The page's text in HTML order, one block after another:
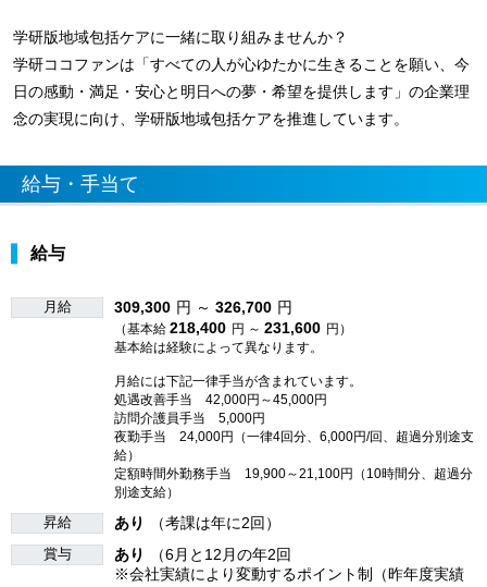
学研版地域包括ケアに一緒に取り組みませんか？
学研ココファンは「すべての人が心ゆたかに生きることを願い、今
日の感動・満足・安心と明日への夢・希望を提供します」の企業理
念の実現に向け、学研版地域包括ケアを推進しています。
給与・手当て
給与
月給 309,300 円 ～ 326,700 円
（基本給 218,400 円 ～ 231,600 円）
基本給は経験によって異なります。
月給には下記一律手当が含まれています。
処遇改善手当 42,000円～45,000円
訪問介護員手当 5,000円
夜勤手当 24,000円（一律4回分、6,000円/回、超過分別途支
給）
定額時間外勤務手当 19,900～21,100円（10時間分、超過分
別途支給）
昇給 あり （考課は年に2回）
賞与 あり
（6月と12月の年2回
※会社実績により変動するポイント制（昨年度実績